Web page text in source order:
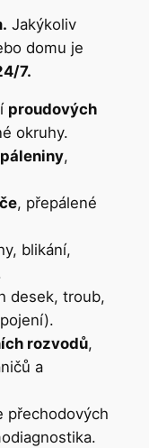
Jakýkoliv
domu je
7.
proudových
okruhy.
,
, přepálené
blikání,
desek, troub,
rozvodů,
a
přechodových